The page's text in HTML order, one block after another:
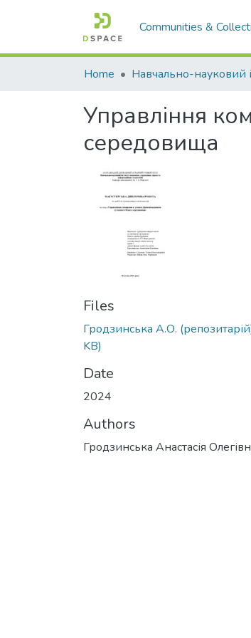
Communities &
Home
Управління
середовища
Files
Гродзинська А.О.
KB)
Date
2024
Authors
Гродзинська Анастасія